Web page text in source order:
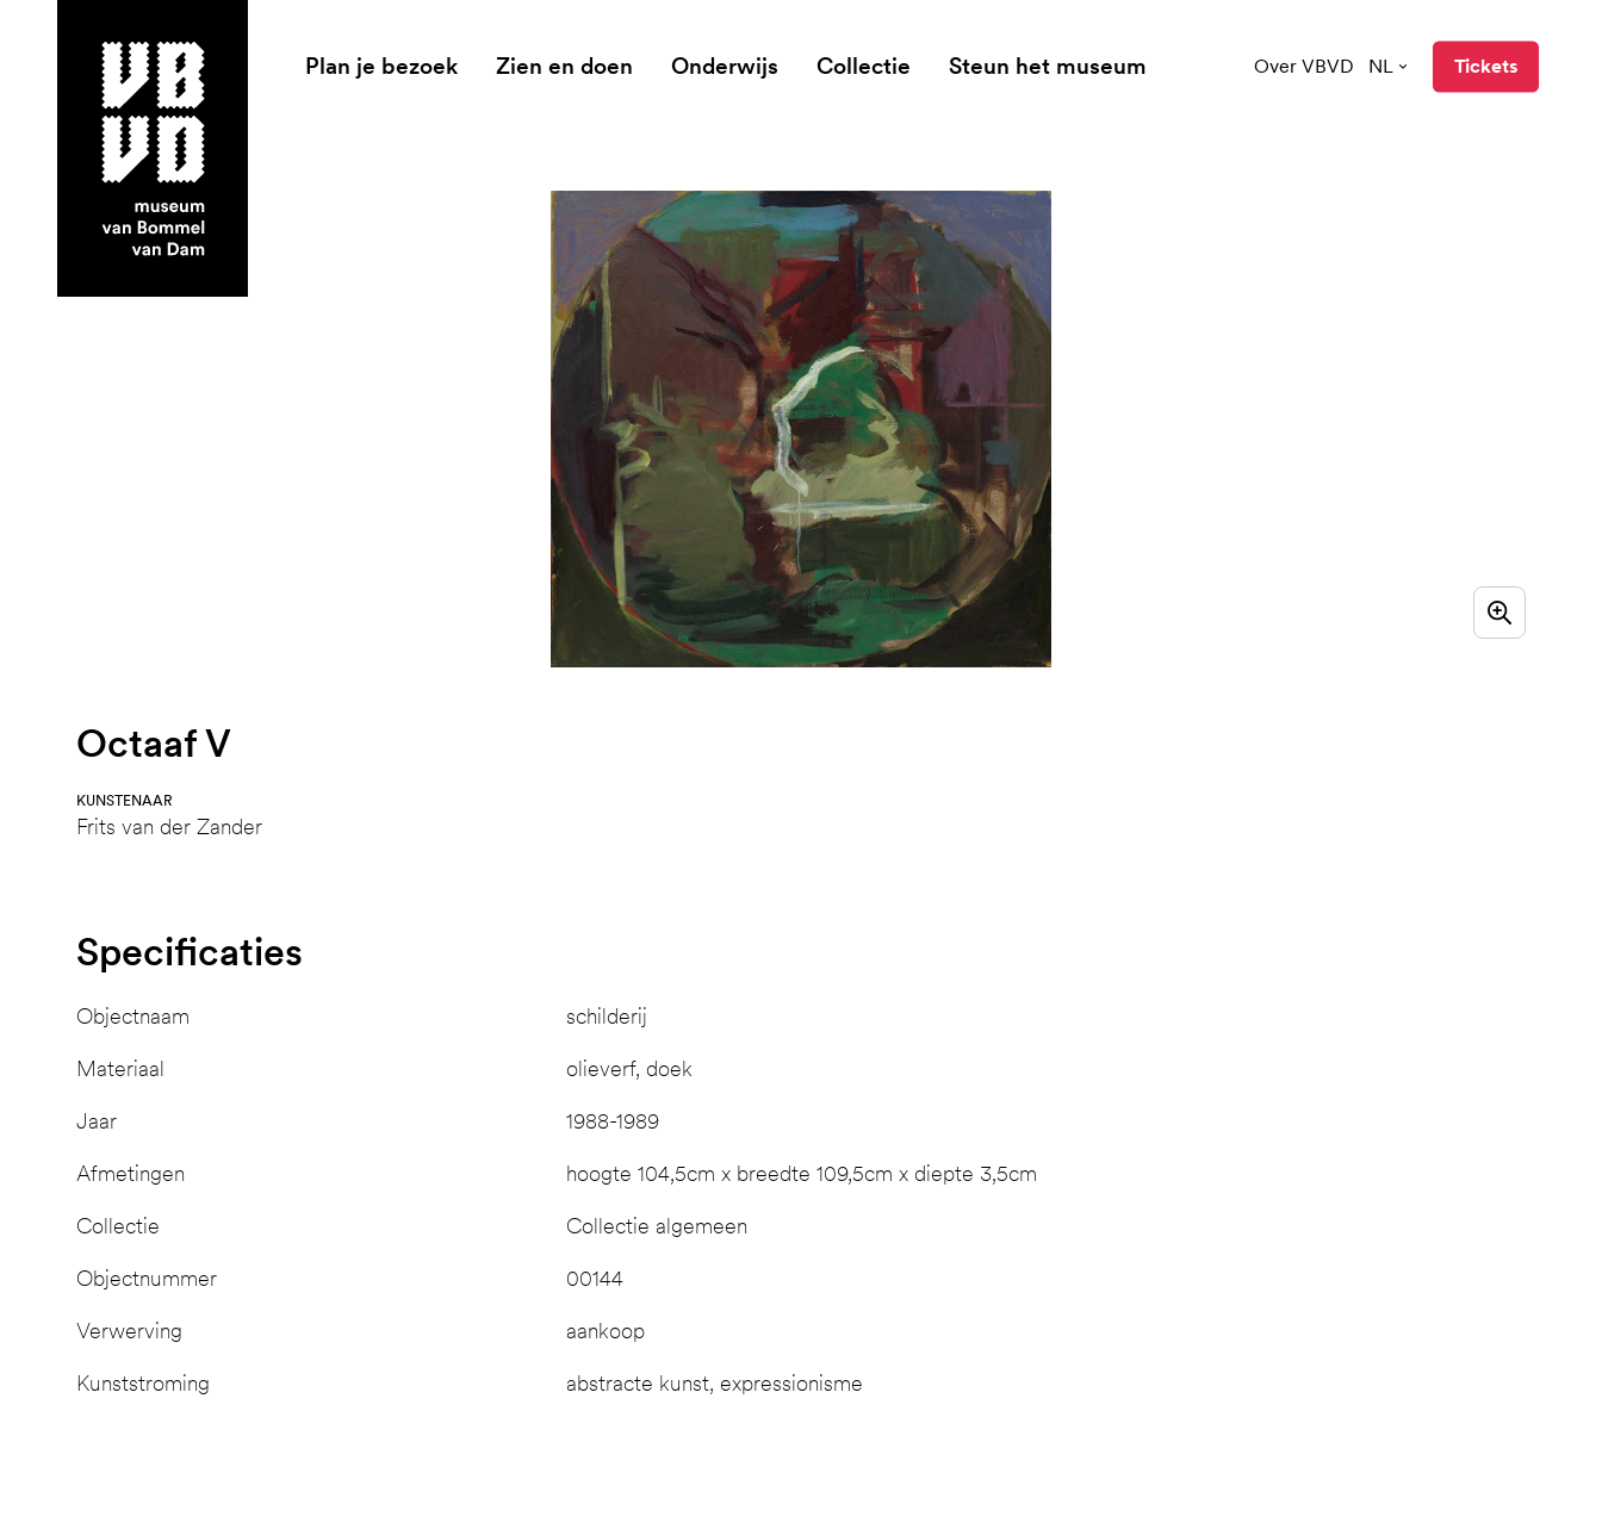
museum van Bommel van Dam
Plan je bezoek Zien en doen Onderwijs Collectie Steun het museum Over VBVD NL Tickets
Octaaf V
KUNSTENAAR
Frits van der Zander
Specificaties
Objectnaam schilderij
Materiaal olieverf, doek
Jaar 1988-1989
Afmetingen hoogte 104,5cm x breedte 109,5cm x diepte 3,5cm
Collectie Collectie algemeen
Objectnummer 00144
Verwerving aankoop
Kunststroming abstracte kunst, expressionisme